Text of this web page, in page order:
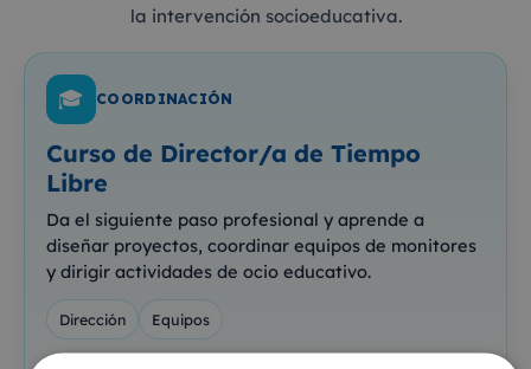
la intervención socioeducativa.
🎓 COORDINACIÓN
Curso de Director/a de Tiempo
Libre
Da el siguiente paso profesional y aprende a
diseñar proyectos, coordinar equipos de monitores
y dirigir actividades de ocio educativo.
Dirección Equipos